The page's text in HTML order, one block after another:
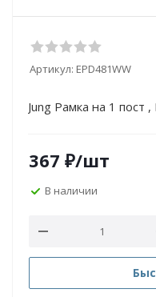
Артикул: EPD481WW
Jung Рамка на 1 пост
367 ₽/шт
В наличии